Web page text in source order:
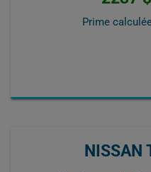
Prime
NISSAN